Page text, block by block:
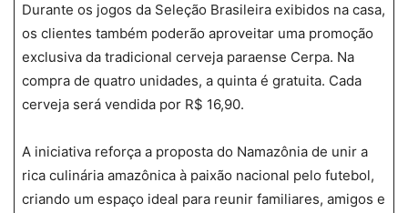
Durante os jogos da Seleção Brasileira exibidos na casa,
os clientes também poderão aproveitar uma promoção
exclusiva da tradicional cerveja paraense Cerpa. Na
compra de quatro unidades, a quinta é gratuita. Cada
cerveja será vendida por R$ 16,90.
A iniciativa reforça a proposta do Namazônia de unir a
rica culinária amazônica à paixão nacional pelo futebol,
criando um espaço ideal para reunir familiares, amigos e